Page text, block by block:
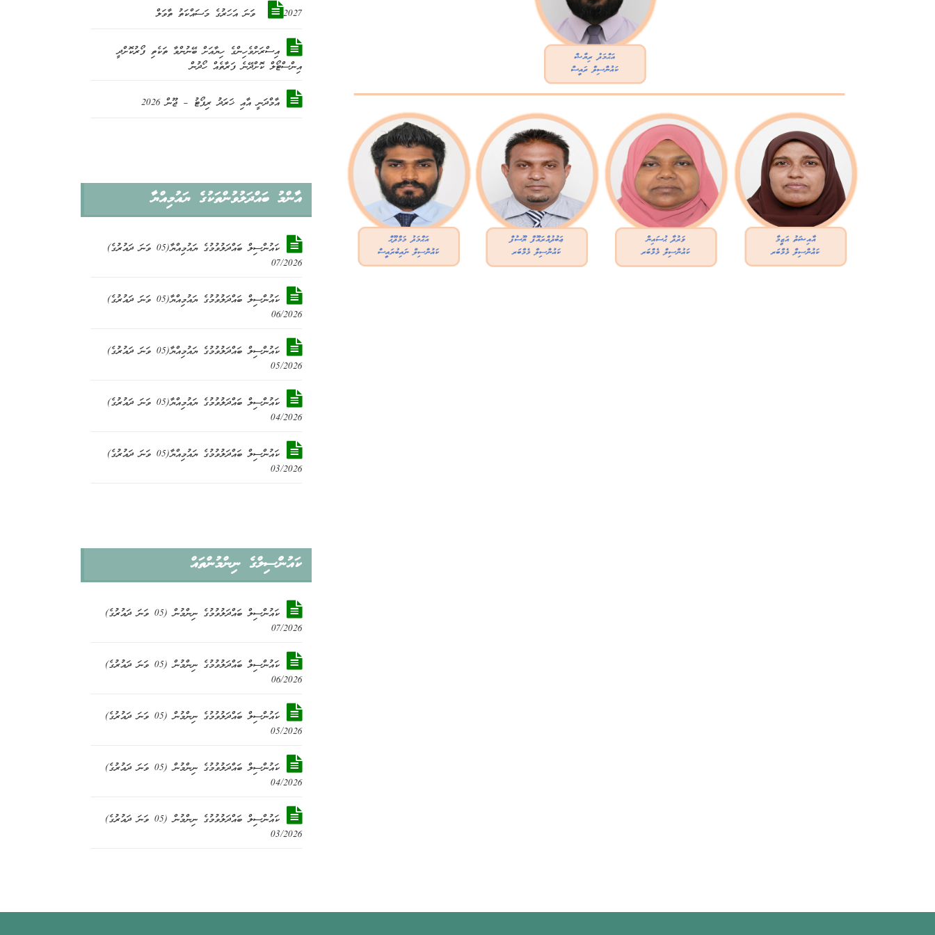
2027 ވަނަ އަހަރުގެ މަސައްކަތު ތާވަލް
އިސްރަށްވެހިންގެ ހިޔާއަށް ބޭނުންވާ ތަކެތި ފޯރުކޮށްދީ
އިންސްޓޯލް ކޮށްދޭނެ ފަރާތެއް ހޯދުން
އާމްދަނީ އާއި ޚަރަދު ރިޕޯޓު – ޖޫން 2026
އާންމު ބައްދަލުވުންތަކުގެ ޔައުމިއްޔާ
ކައުންސިލް ބައްދަލުވުމުގެ ޔައުމިއްޔާ(05 ވަނަ ދައުރުގެ)
07/2026
ކައުންސިލް ބައްދަލުވުމުގެ ޔައުމިއްޔާ(05 ވަނަ ދައުރުގެ)
06/2026
ކައުންސިލް ބައްދަލުވުމުގެ ޔައުމިއްޔާ(05 ވަނަ ދައުރުގެ)
05/2026
ކައުންސިލް ބައްދަލުވުމުގެ ޔައުމިއްޔާ(05 ވަނަ ދައުރުގެ)
04/2026
ކައުންސިލް ބައްދަލުވުމުގެ ޔައުމިއްޔާ(05 ވަނަ ދައުރުގެ)
03/2026
ކައުންްސިލްގެ ނިންމުންތައް
ކައުންސިލް ބައްދަލުވުމުގެ ނިންމުން (05 ވަނަ ދައުރުގެ)
07/2026
ކައުންސިލް ބައްދަލުވުމުގެ ނިންމުން (05 ވަނަ ދައުރުގެ)
06/2026
ކައުންސިލް ބައްދަލުވުމުގެ ނިންމުން (05 ވަނަ ދައުރުގެ)
05/2026
ކައުންސިލް ބައްދަލުވުމުގެ ނިންމުން (05 ވަނަ ދައުރުގެ)
04/2026
ކައުންސިލް ބައްދަލުވުމުގެ ނިންމުން (05 ވަނަ ދައުރުގެ)
03/2026